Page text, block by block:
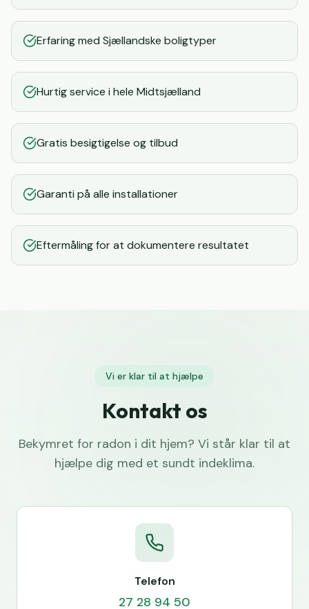
Erfaring med Sjællandske boligtyper
Hurtig service i hele Midtsjælland
Gratis besigtigelse og tilbud
Garanti på alle installationer
Eftermåling for at dokumentere resultatet
Vi er klar til at hjælpe
Kontakt os
Bekymret for radon i dit hjem? Vi står klar til at
hjælpe dig med et sundt indeklima.
Telefon
27 28 94 50